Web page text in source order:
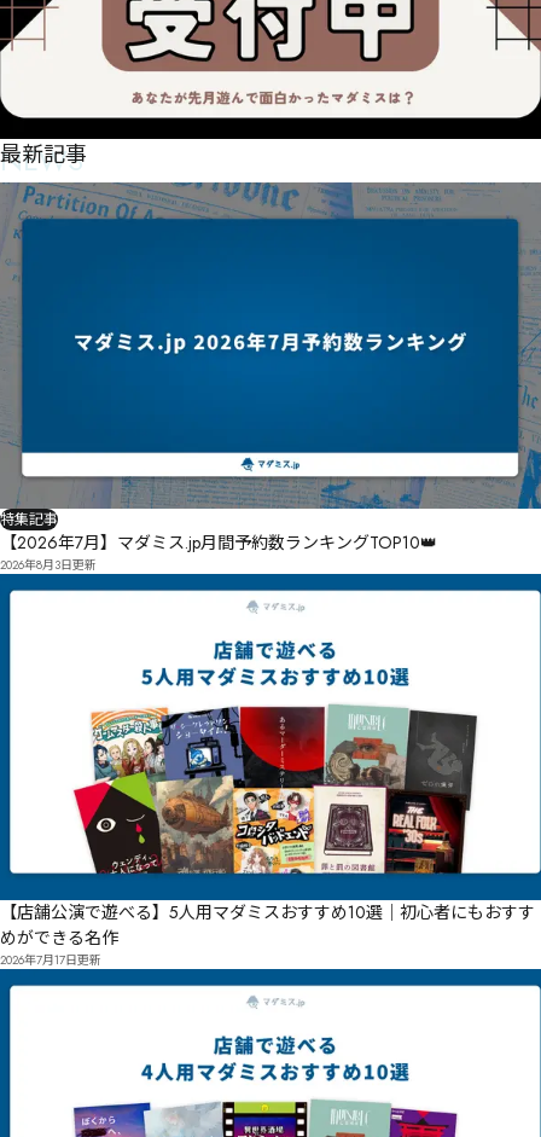
NEWS
最新記事
特集記事
【2026年7月】マダミス.jp月間予約数ランキングTOP10👑
2026年8月3日更新
【店舗公演で遊べる】5人用マダミスおすすめ10選｜初心者にもおすす
めができる名作
2026年7月17日更新